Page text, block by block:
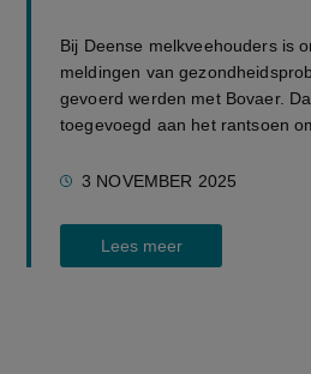
Bij Deense melkveehouders is
meldingen van
gevoerd werden met Bovaer.
toegevoegd aan het rantsoen
3 NOVEMBER 2025
Lees meer